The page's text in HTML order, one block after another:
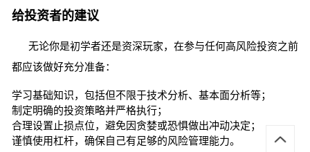
给投资者的建议
无论你是初学者还是资深玩家，在参与任何高风险投资之前
都应该做好充分准备：
学习基础知识，包括但不限于技术分析、基本面分析等；
制定明确的投资策略并严格执行；
合理设置止损点位，避免因贪婪或恐惧做出冲动决定；
谨慎使用杠杆，确保自己有足够的风险管理能力。